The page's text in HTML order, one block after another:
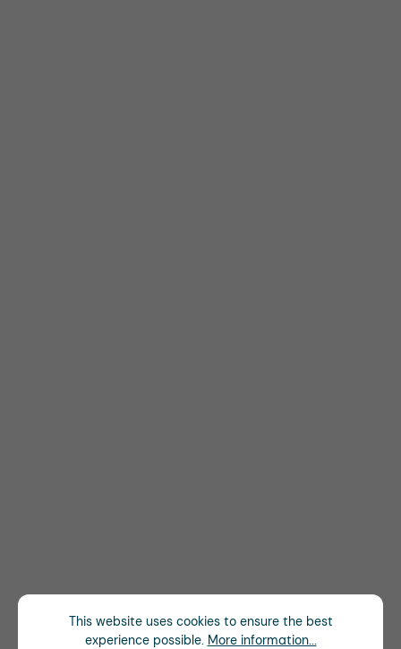
This website uses cookies to ensure the best
experience possible. More information...